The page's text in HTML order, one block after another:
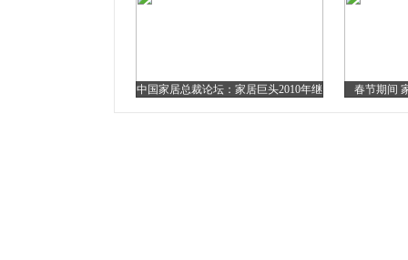
中国家居总裁论坛：家居巨头2010年继
春节期间